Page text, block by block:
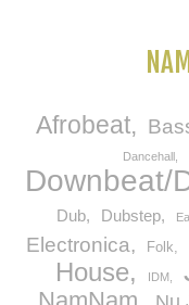
NamNam Radio Menu
NamNam Radio Menu
NamNam Radio Menu
10th Birthday Menu
NamNam Radio Menu
NamNam Radio Menu
Afrobeat
Dancehall
Downbeat/
Dub Dubstep
Electronica Folk
House IDM